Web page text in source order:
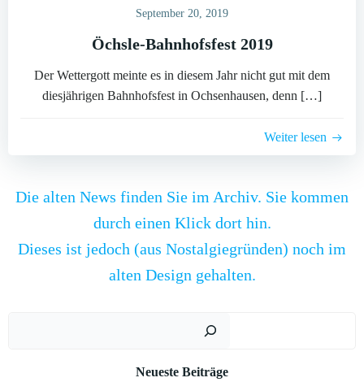
September 20, 2019
Öchsle-Bahnhofsfest 2019
Der Wettergott meinte es in diesem Jahr nicht gut mit dem
diesjährigen Bahnhofsfest in Ochsenhausen, denn […]
Weiter lesen
Die alten News finden Sie im Archiv. Sie kommen
durch einen Klick dort hin.
Dieses ist jedoch (aus Nostalgiegründen) noch im
alten Design gehalten.
Neueste Beiträge